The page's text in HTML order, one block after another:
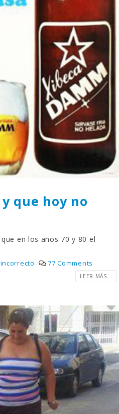
que hoy no
en los años 70 y 80 el
77 Comments
LEER MÁS...
¿Sabías que…? Diez
curiosidades que igual no
sabes de cuando íbamos a
Gana el nuevo juego Yo
Fui a EGB ‘¿Verdad, reto o
consecuencia?’
correctamente estas
preguntas
diciembre, 2022
Prime Video estrena
‘Mañana es hoy’ y
recordamos cosas que se
de moda en los 90 que ya